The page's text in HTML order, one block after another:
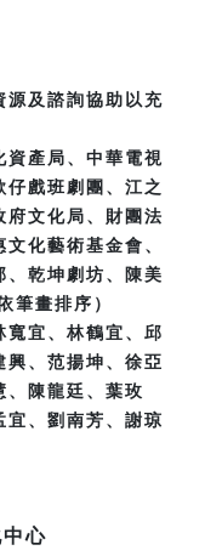
源及諮詢協助以充
資產局、中華電視
仔戲班劇團、江之
府文化局、財團法
化藝術基金會、
、乾坤劇坊、陳美
筆畫排序）
寬宜、林鶴宜、邱
興、范揚坤、徐亞
、陳龍廷、葉玫
宜、劉南芳、謝琼
心